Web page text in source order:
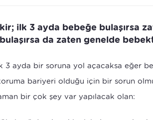
ilk 3 ayda bebeğe bulaşırsa
da zaten genelde
ayda bir soruna yol açacaksa eğer
bariyeri olduğu için bir sorun
bir çok şey var yapılacak olan: